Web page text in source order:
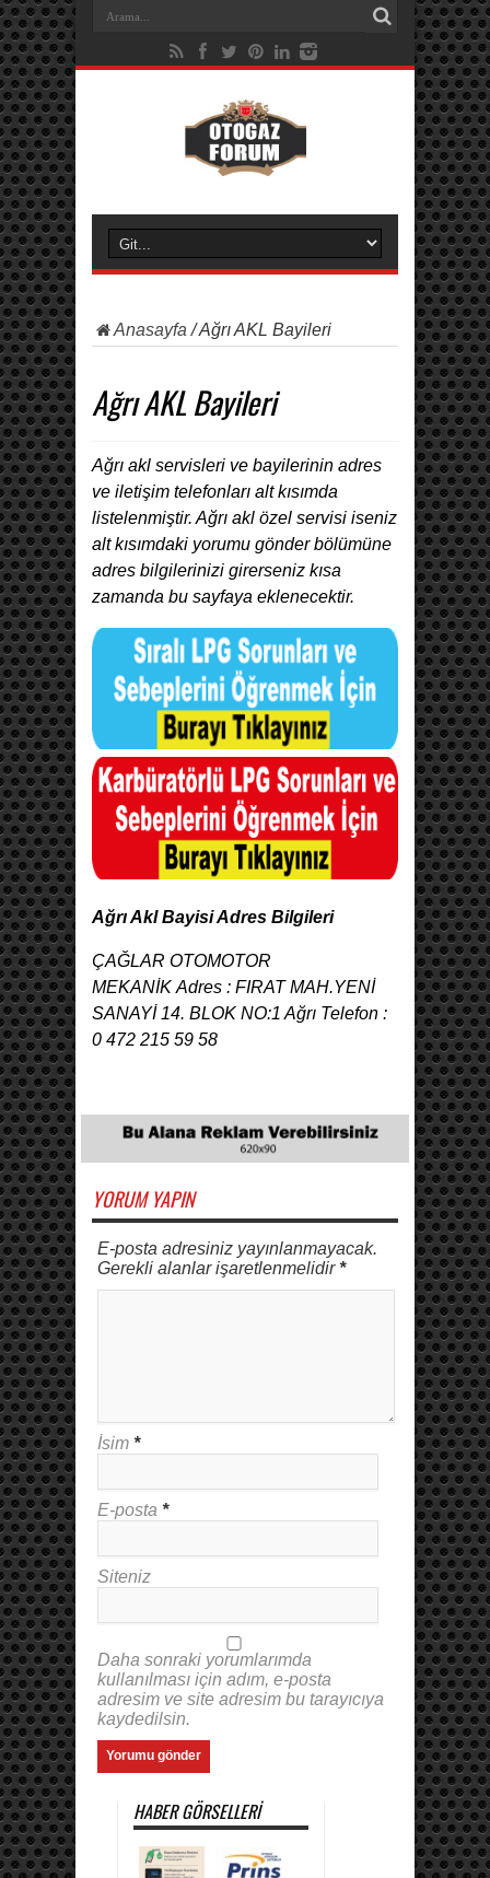
Anasayfa /Ağrı AKL Bayileri
Ağrı AKL Bayileri
Ağrı akl servisleri ve bayilerinin adres
ve iletişim telefonları alt kısımda
listelenmiştir. Ağrı akl özel servisi iseniz
alt kısımdaki yorumu gönder bölümüne
adres bilgilerinizi girerseniz kısa
zamanda bu sayfaya eklenecektir.
Ağrı Akl Bayisi Adres Bilgileri
ÇAĞLAR OTOMOTOR
MEKANİK Adres : FIRAT MAH.YENİ
SANAYİ 14. BLOK NO:1 Ağrı Telefon :
0 472 215 59 58
YORUM YAPIN
E-posta adresiniz yayınlanmayacak.
Gerekli alanlar işaretlenmelidir*
İsim *
E-posta *
Siteniz
Daha sonraki yorumlarımda
kullanılması için adım, e-posta
adresim ve site adresim bu tarayıcıya
kaydedilsin.
HABER GÖRSELLERI